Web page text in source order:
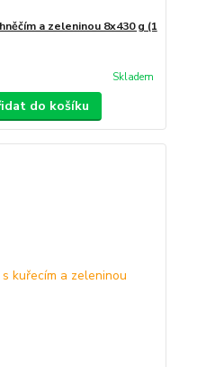
a zeleninou 8x430 g (1
Skladem
do košíku